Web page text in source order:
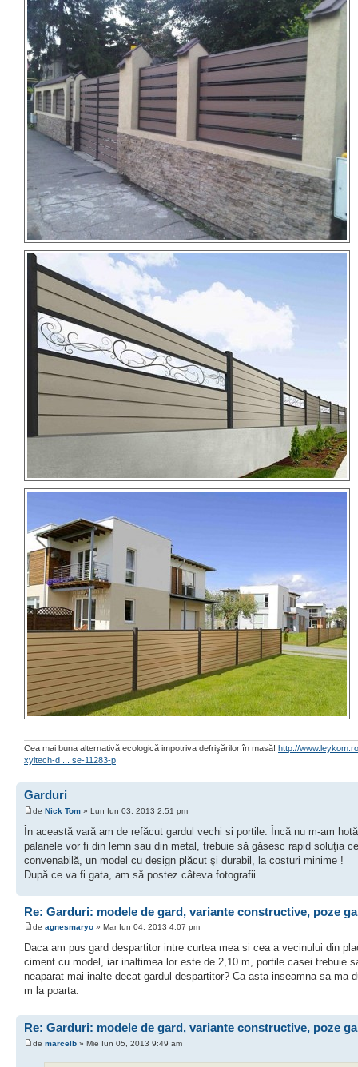
Cea mai buna alternativă ecologică impotriva defrişărilor în masă! http://
xyltech-d ... se-11283-p
Garduri
de Nick Tom » Lun Iun 03, 2013 2:51 pm
În această vară am de refăcut gardul vechi si portile. Încă nu m-am
palanele vor fi din lemn sau din metal, trebuie să găsesc rapid soluţia
convenabilă, un model cu design plăcut şi durabil, la costuri minime !
După ce va fi gata, am să postez câteva fotografii.
Re: Garduri: modele de gard, variante constructive, poze
de agnesmaryo » Mar Iun 04, 2013 4:07 pm
Daca am pus gard despartitor intre curtea mea si cea a vecinului din
ciment cu model, iar inaltimea lor este de 2,10 m, portile casei trebuie
neaparat mai inalte decat gardul despartitor? Ca asta inseamna sa ma
m la poarta.
Re: Garduri: modele de gard, variante constructive, poze
de marcelb » Mie Iun 05, 2013 9:49 am